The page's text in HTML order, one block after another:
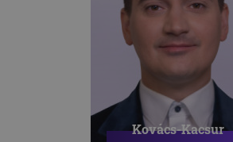
Kovács-Kacsur